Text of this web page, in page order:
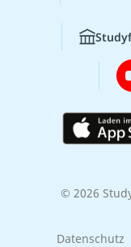
© 2026
Datenschutz